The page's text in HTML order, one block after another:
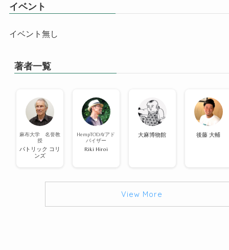
イベント
イベント無し
著者一覧
麻布大学 名誉教
授
パトリック コリ
ンズ
HempTODAYアド
バイザー
Riki Hiroi
大麻博物館 後藤 大輔
View More